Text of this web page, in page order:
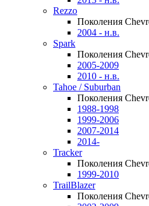
Rezzo
Поколения
2004 - н.в.
Spark
Поколения
2005-2009
2010 - н.в.
Tahoe / Suburban
Поколения
1988-1998
1999-2006
2007-2014
2014-
Tracker
Поколения
1999-2010
TrailBlazer
Поколения